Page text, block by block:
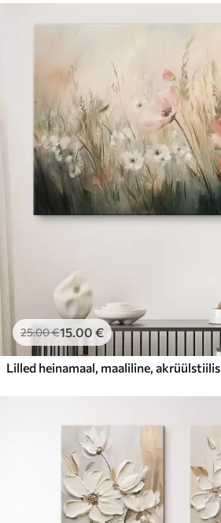
25.00€15.00 €
Lilled heinamaal, maaliline, akrüülstiilis